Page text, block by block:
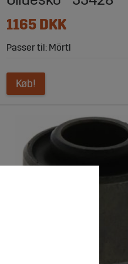
1165 DKK
Passer til: Mörtl
Køb!